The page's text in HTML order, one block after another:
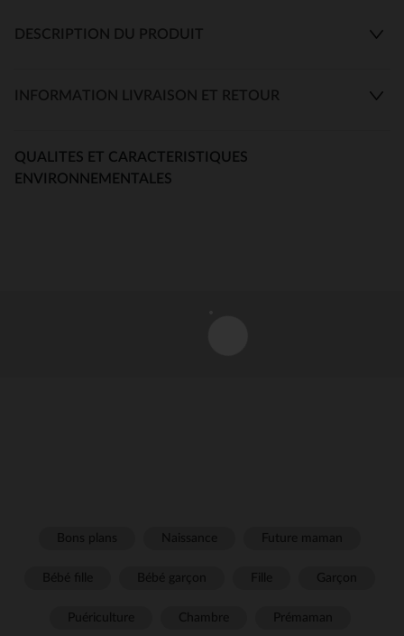
DESCRIPTION DU PRODUIT
INFORMATION LIVRAISON ET RETOUR
QUALITES ET CARACTERISTIQUES
ENVIRONNEMENTALES